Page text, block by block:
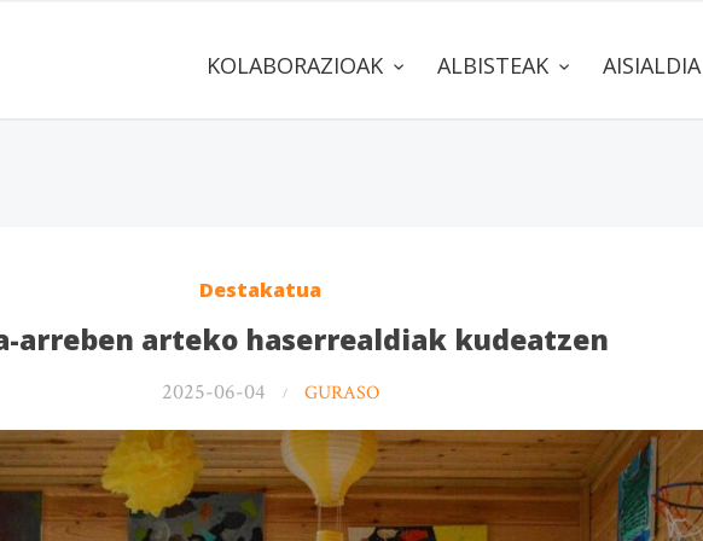
KOLABORAZIOAK ALBISTEAK AISIALDIA
Destakatua
arreben arteko haserrealdiak kudeatzen
2025-06-04 GURASO